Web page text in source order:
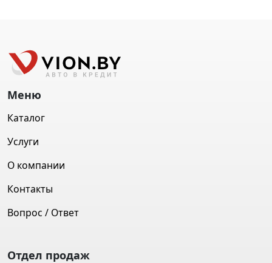
Меню
Каталог
Услуги
О компании
Контакты
Вопрос / Ответ
Отдел продаж